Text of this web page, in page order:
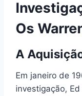
Os
A
Em janeiro de
investigação,